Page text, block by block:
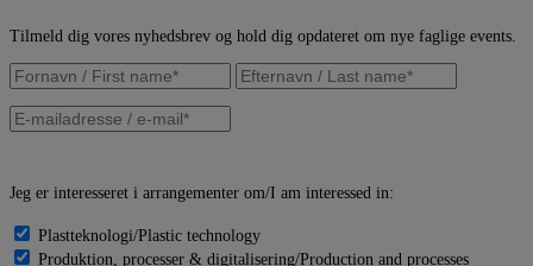
Tilmeld dig vores nyhedsbrev og hold dig opdateret om nye faglige events.
Jeg er interesseret i arrangementer om/I am interessed in:
Plastteknologi/Plastic technology
Produktion, processer & digitalisering/Production and processes